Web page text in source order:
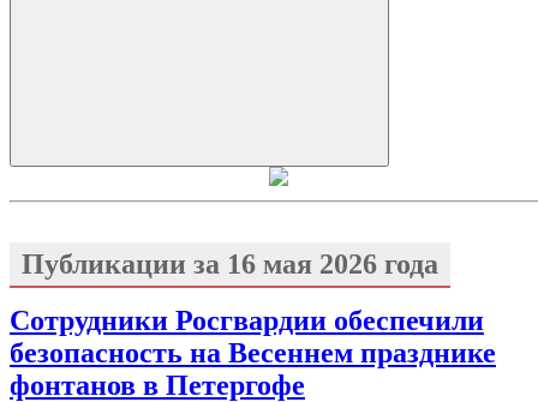
Искать
Публикации за 16 мая 2026 года
Сотрудники Росгвардии обеспечили
безопасность на Весеннем празднике
фонтанов в Петергофе